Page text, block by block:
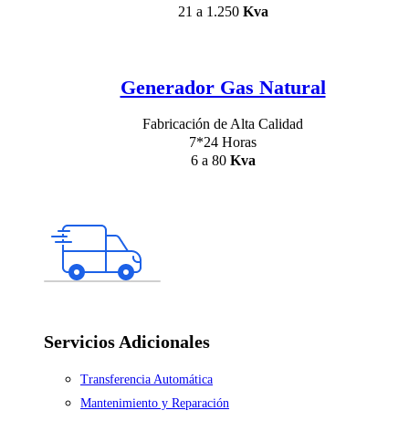
21 a 1.250 Kva
Generador Gas Natural
Fabricación de Alta Calidad
7*24 Horas
6 a 80 Kva
Servicios Adicionales
Transferencia Automática
Mantenimiento y Reparación